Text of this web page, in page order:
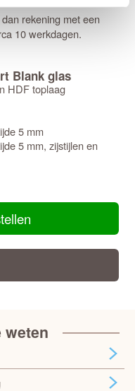
rekening met een
10 werkdagen.
Blank glas
HDF toplaag
5 mm
5 mm, zijstijlen en
weten